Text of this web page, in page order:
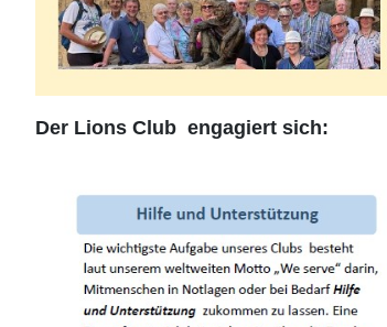
Der Lions Club engagiert sich: